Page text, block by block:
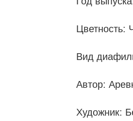
Цветность:
Вид
Автор:
Художник: